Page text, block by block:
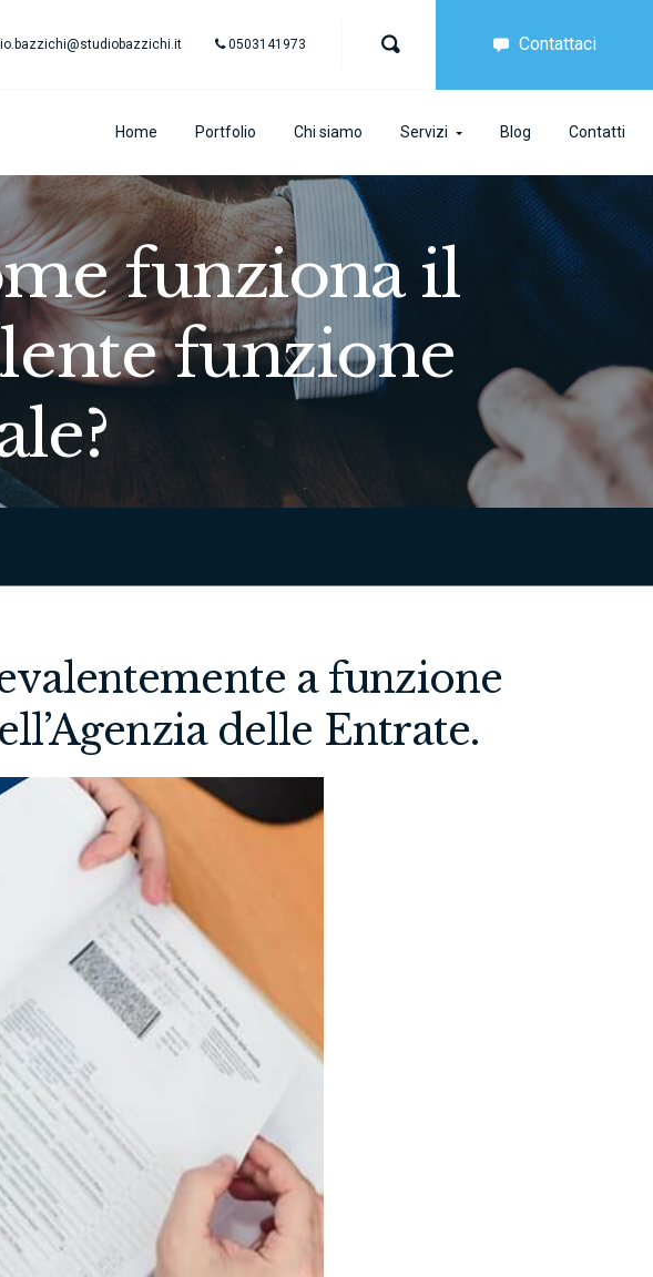
0503141973 Contattaci
Home Portfolio Chi siamo Servizi Blog Contatti
funziona il
funzione
a funzione
delle Entrate.